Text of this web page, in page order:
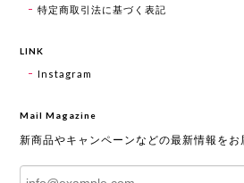
特定商取引法に基づく表記
LINK
Instagram
Mail Magazine
新商品やキャンペーンなどの最新情報をお